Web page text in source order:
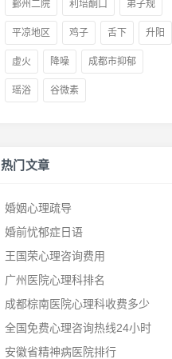
鄞州二院 利培酮口 弟子规
平凉地区 鸡子 舌下 升阳
虚火 降噪 成都市抑郁
瑶浴 谷微素
热门文章
婚姻心理疏导
婚前忧郁症日语
王国荣心理咨询费用
广州医院心理科排名
成都棕南医院心理科收费多少
全国免费心理咨询热线24小时
安徽省精神病医院排行